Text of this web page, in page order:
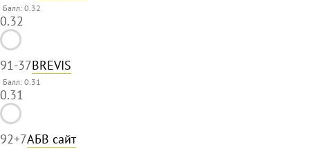
Балл: 0.32
0.32
91-37BREVIS
Балл: 0.31
0.31
92+7АБВ сайт